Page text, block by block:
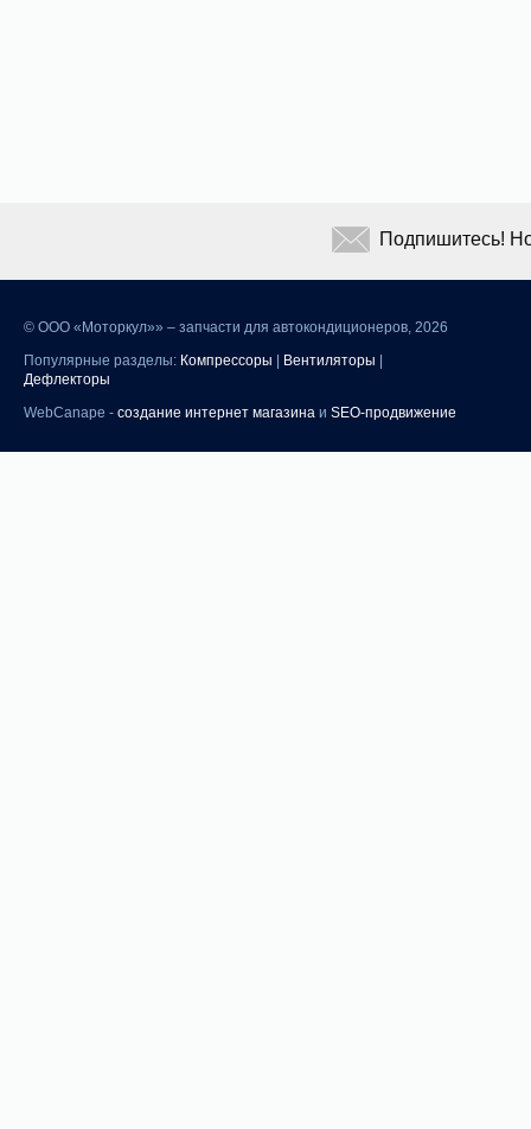
© ООО «Моторкул»» – запчасти для автокондиционеров, 2026
Популярные разделы: Компрессоры Вентиляторы
Дефлекторы
WebCanape - создание интернет магазина и SEO-продвижение
Подпишитесь!